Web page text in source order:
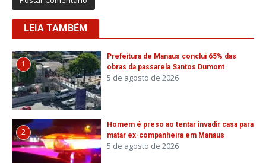
LEIA TAMBÉM
1
Prefeitura de Manaus conclui 65% das
obras da passarela Santos Dumont
5 de agosto de 2026
2
Homem é preso ao tentar invadir casa para
matar ex-companheira em Manaus
5 de agosto de 2026